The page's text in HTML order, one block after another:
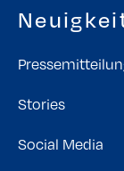
Stories
Social Media